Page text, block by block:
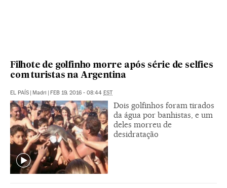
Filhote de golfinho morre após série de selfies
com turistas na Argentina
EL PAÍS | Madri | FEB 19, 2016 - 08:44 EST
Dois golfinhos foram tirados
da água por banhistas, e um
deles morreu de
desidratação